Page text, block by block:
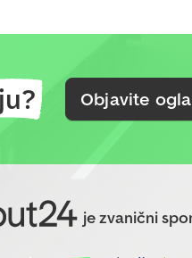
Objavite
je zvanični